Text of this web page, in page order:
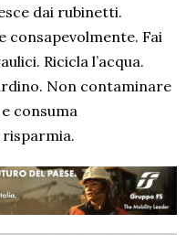
dai rubinetti.
consapevolmente. Fai
Ricicla l’acqua.
Non contaminare
consuma